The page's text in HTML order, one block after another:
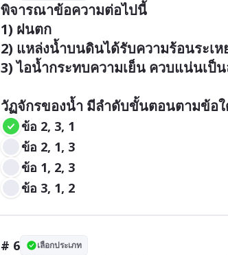
พิจารณาข้อความต่อไปนี้
1) ฝนตก
2) แหล่งน้ำบนดินได้รับความร้อนระเห
3) ไอน้ำกระทบความเย็น ควบแน่นเป็
วัฏจักรของน้ำ มีลำดับขั้นตอนตามข้อ
ข้อ 2, 3, 1
ข้อ 2, 1, 3
ข้อ 1, 2, 3
ข้อ 3, 1, 2
# 6 เลือกประเภท